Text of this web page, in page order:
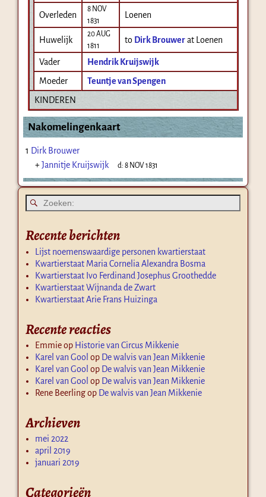
Overleden
8 NOV
1831
Loenen
Huwelijk
20 AUG
1811
to Dirk Brouwer at Loenen
Vader
Hendrik Kruijswijk
Moeder
Teuntje van Spengen
KINDEREN
Nakomelingenkaart
1 Dirk Brouwer
+Jannitje Kruijswijk d:8 NOV 1831
Recente berichten
Lijst noemenswaardige personen kwartierstaat
Kwartierstaat Maria Cornelia Alexandra Bosma
Kwartierstaat Ivo Ferdinand Josephus Groothedde
Kwartierstaat Wijnanda de Zwart
Kwartierstaat Arie Frans Huizinga
Recente reacties
Emmieop Historie van Circus Mikkenie
Karel van Gool op De walvis van Jean Mikkenie
Karel van Gool op De walvis van Jean Mikkenie
Karel van Gool op De walvis van Jean Mikkenie
Rene Beerlingop De walvis van Jean Mikkenie
Archieven
mei 2022
april 2019
januari 2019
Categorieën